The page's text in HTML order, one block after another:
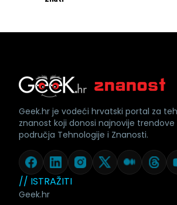
// ISTRAŽITI
Geek.hr
Geek.hr je vodeći hrvatski portal za
znanost koji donosi najnovije trendove
područja Tehnologije i Znanosti.